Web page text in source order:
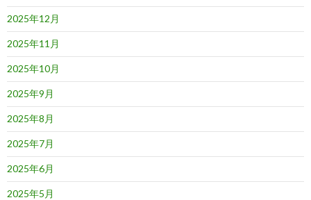
2025年12月
2025年11月
2025年10月
2025年9月
2025年8月
2025年7月
2025年6月
2025年5月